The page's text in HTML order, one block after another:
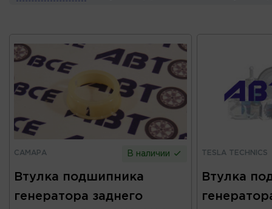
САМАРА В наличии
Втулка подшипника
генератора заднего
TESLA TECHNICS
Втулка